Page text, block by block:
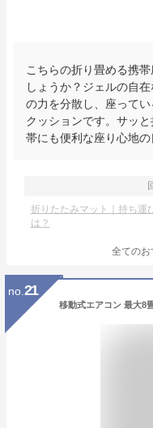
こちらの折り畳める携
しょうか？ジェルの自
の力を分散し、座って
クッションです。サッ
帯にも便利な座り心地の
折りたたみマット｜持ち運
は？
全てのお
no. 21